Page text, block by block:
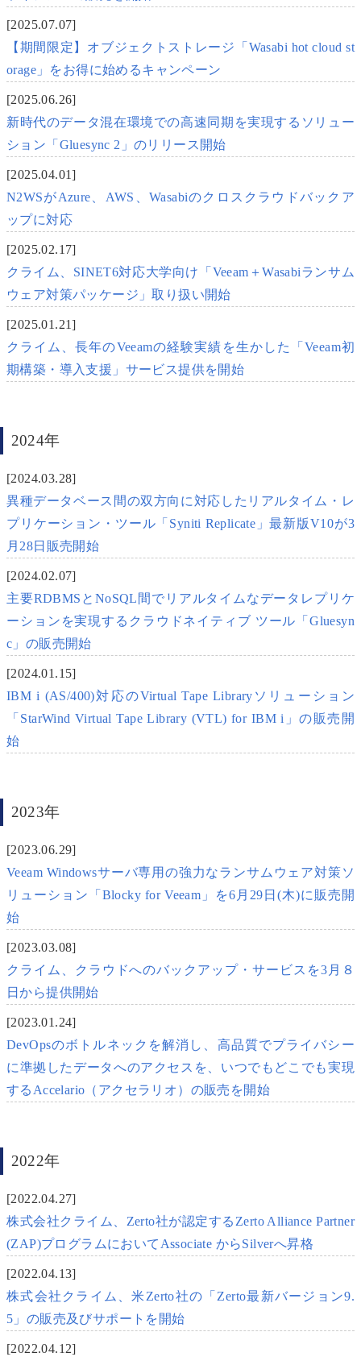
[2025.07.07]
【期間限定】オブジェクトストレージ「Wasabi hot cloud st
orage」をお得に始めるキャンペーン
[2025.06.26]
新時代のデータ混在環境での高速同期を実現するソリュー
ション「Gluesync 2」のリリース開始
[2025.04.01]
N2WSがAzure、AWS、Wasabiのクロスクラウドバックア
ップに対応
[2025.02.17]
クライム、SINET6対応大学向け「Veeam＋Wasabiランサム
ウェア対策パッケージ」取り扱い開始
[2025.01.21]
クライム、長年のVeeamの経験実績を生かした「Veeam初
期構築・導入支援」サービス提供を開始
2024年
[2024.03.28]
異種データベース間の双方向に対応したリアルタイム・レ
プリケーション・ツール「Syniti Replicate」最新版V10が3
月28日販売開始
[2024.02.07]
主要RDBMSとNoSQL間でリアルタイムなデータレプリケ
ーションを実現するクラウドネイティブ ツール「Gluesyn
c」の販売開始
[2024.01.15]
IBM i (AS/400)対応のVirtual Tape Libraryソリューション
「StarWind Virtual Tape Library (VTL) for IBM i」の販売開
始
2023年
[2023.06.29]
Veeam Windowsサーバ専用の強力なランサムウェア対策ソ
リューション「Blocky for Veeam」を6月29日(木)に販売開
始
[2023.03.08]
クライム、クラウドへのバックアップ・サービスを3月８
日から提供開始
[2023.01.24]
DevOpsのボトルネックを解消し、高品質でプライバシー
に準拠したデータへのアクセスを、いつでもどこでも実現
するAccelario（アクセラリオ）の販売を開始
2022年
[2022.04.27]
株式会社クライム、Zerto社が認定するZerto Alliance Partner
(ZAP)プログラムにおいてAssociate からSilverへ昇格
[2022.04.13]
株式会社クライム、米Zerto社の「Zerto最新バージョン9.
5」の販売及びサポートを開始
[2022.04.12]